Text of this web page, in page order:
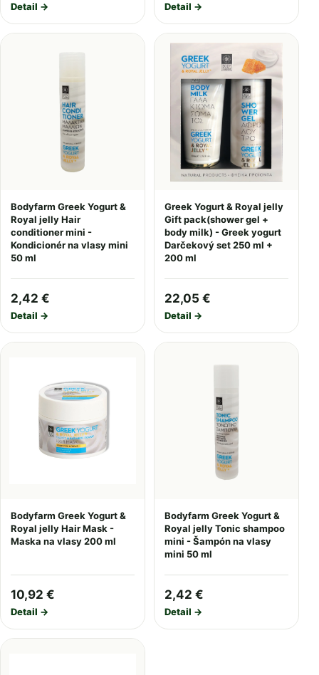
Detail → Detail →
Bodyfarm Greek Yogurt &
Royal jelly Hair
conditioner mini -
Kondicionér na vlasy mini
50 ml
2,42 €
Detail →
Greek Yogurt & Royal jelly
Gift pack(shower gel +
body milk) - Greek yogurt
Darčekový set 250 ml +
200 ml
22,05 €
Detail →
Bodyfarm Greek Yogurt &
Royal jelly Hair Mask -
Maska na vlasy 200 ml
10,92 €
Detail →
Bodyfarm Greek Yogurt &
Royal jelly Tonic shampoo
mini - Šampón na vlasy
mini 50 ml
2,42 €
Detail →